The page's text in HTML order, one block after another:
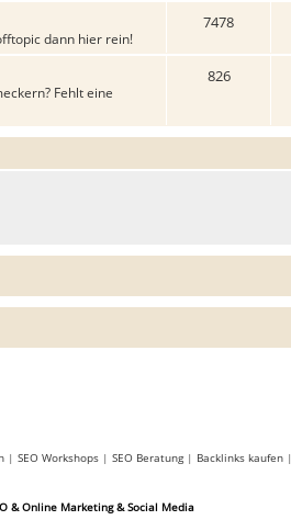
dann hier rein!
7478
Fehlt eine
826
| SEO Workshops| SEO Beratung| Backlinks kaufen|
& Online Marketing & Social Media